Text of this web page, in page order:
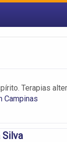
Terapias
Campinas